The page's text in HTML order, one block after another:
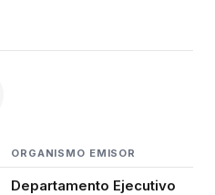
ORGANISMO EMISOR
Departamento Ejecutivo